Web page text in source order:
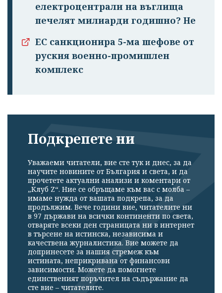
електроцентрали на въглища
печелят милиарди годишно? Не
ЕС санкционира 5-ма шефове от
руския военно-промишлен
комплекс
Подкрепете ни
Уважаеми читатели, вие сте тук и днес, за да
научите новините от България и света, и да
прочетете актуални анализи и коментари от
„Клуб Z“. Ние се обръщаме към вас с молба –
имаме нужда от вашата подкрепа, за да
продължим. Вече години вие, читателите ни
в 97 държави на всички континенти по света,
отваряте всеки ден страницата ни в интернет
в търсене на истинска, независима и
качествена журналистика. Вие можете да
допринесете за нашия стремеж към
истината, неприкривана от финансови
зависимости. Можете да помогнете
единственият поръчител на съдържание да
сте вие – читателите.